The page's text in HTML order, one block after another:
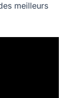
meilleurs